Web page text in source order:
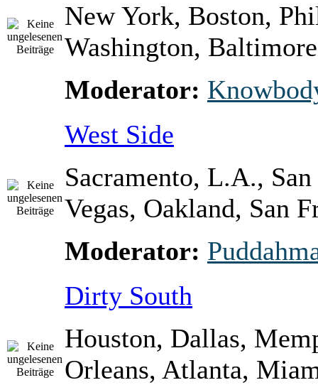
New York, Boston,
Washington,
Moderator:
West Side
Sacramento, L.A.,
Vegas, Oakland, San
Moderator:
Dirty South
Houston, Dallas,
Orleans, Atlanta,